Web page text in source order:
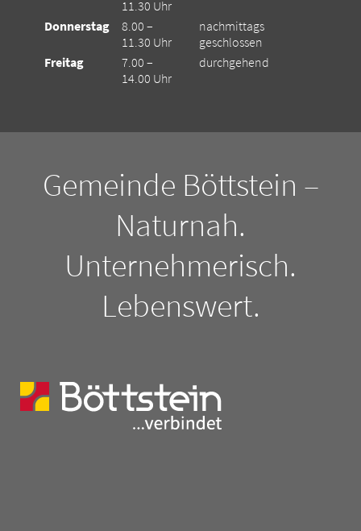
11.30 Uhr
Donnerstag
8.00 –
11.30 Uhr
nachmittags
geschlossen
Freitag
7.00 –
14.00 Uhr
durchgehend
Gemeinde Böttstein –
Naturnah.
Unternehmerisch.
Lebenswert.